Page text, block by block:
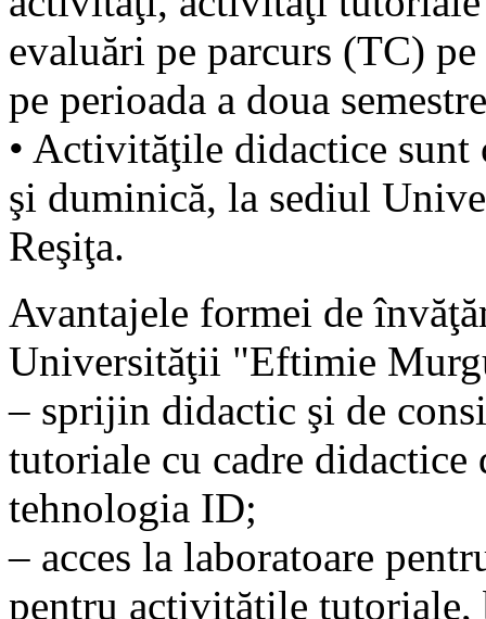
evaluări pe parcurs (TC)
pe perioada a doua
• Activităţile didactice sunt
şi duminică, la sediul
Reşiţa.
Avantajele formei de
Universităţii "Eftimie
– sprijin didactic şi de
tutoriale cu cadre didactice
tehnologia ID;
– acces la laboratoare
pentru activităţile